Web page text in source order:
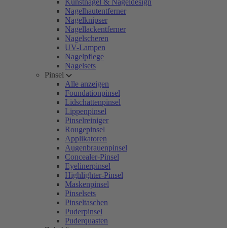
Kunstnägel & Nageldesign
Nagelhautentferner
Nagelknipser
Nagellackentferner
Nagelscheren
UV-Lampen
Nagelpflege
Nagelsets
Pinsel
Alle anzeigen
Foundationpinsel
Lidschattenpinsel
Lippenpinsel
Pinselreiniger
Rougepinsel
Applikatoren
Augenbrauenpinsel
Concealer-Pinsel
Eyelinerpinsel
Highlighter-Pinsel
Maskenpinsel
Pinselsets
Pinseltaschen
Puderpinsel
Puderquasten